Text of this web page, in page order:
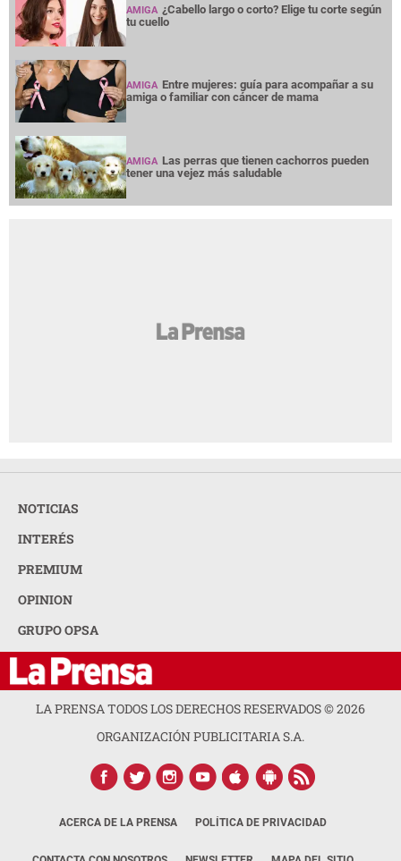
AMIGA ¿Cabello largo o corto? Elige tu corte según
tu cuello
AMIGA Entre mujeres: guía para acompañar a su
amiga o familiar con cáncer de mama
AMIGA Las perras que tienen cachorros pueden
tener una vejez más saludable
NOTICIAS
INTERÉS
PREMIUM
OPINION
GRUPO OPSA
LA PRENSA TODOS LOS DERECHOS RESERVADOS ©2026
ORGANIZACIÓN PUBLICITARIA S.A.
ACERCA DE LA PRENSA POLÍTICA DE PRIVACIDAD